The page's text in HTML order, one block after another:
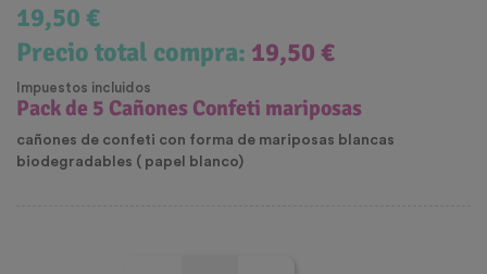
19,50 €
Precio total compra: 19,50 €
Impuestos incluidos
Pack de 5 Cañones Confeti mariposas
cañones de confeti con forma de mariposas blancas
biodegradables ( papel blanco)